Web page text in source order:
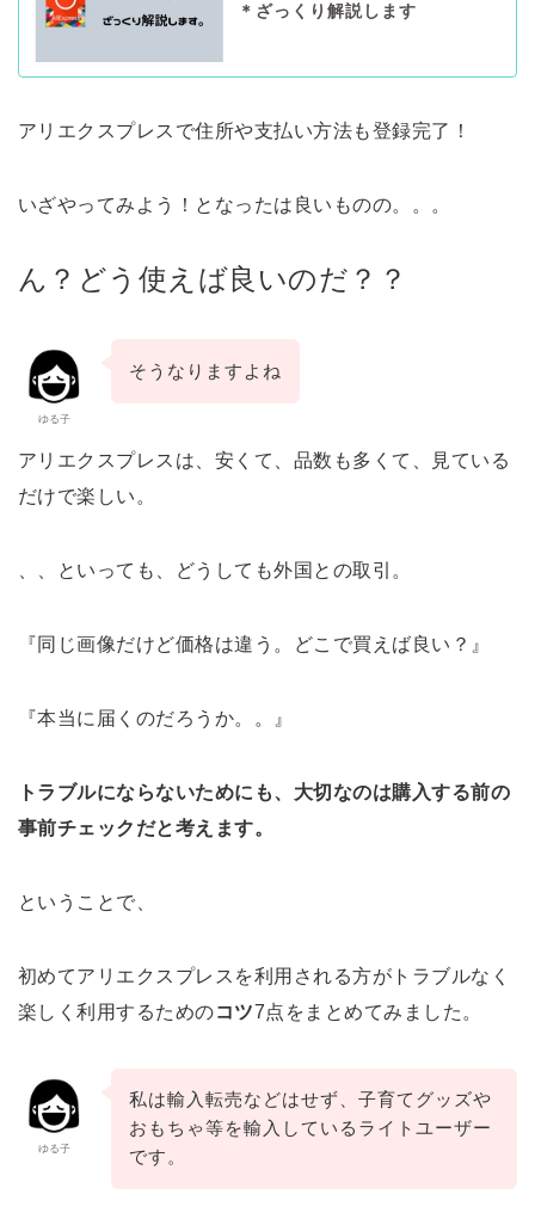
＊ざっくり解説します
アリエクスプレスで住所や支払い方法も登録完了！
いざやってみよう！となったは良いものの。。。
ん？どう使えば良いのだ？？
ゆる子
そうなりますよね
アリエクスプレスは、安くて、品数も多くて、見ている
だけで楽しい。
、、といっても、どうしても外国との取引。
『同じ画像だけど価格は違う。どこで買えば良い？』
『本当に届くのだろうか。。』
トラブルにならないためにも、大切なのは購入する前の
事前チェックだと考えます。
ということで、
初めてアリエクスプレスを利用される方がトラブルなく
楽しく利用するためのコツ7点をまとめてみました。
ゆる子
私は輸入転売などはせず、子育てグッズや
おもちゃ等を輸入しているライトユーザー
です。